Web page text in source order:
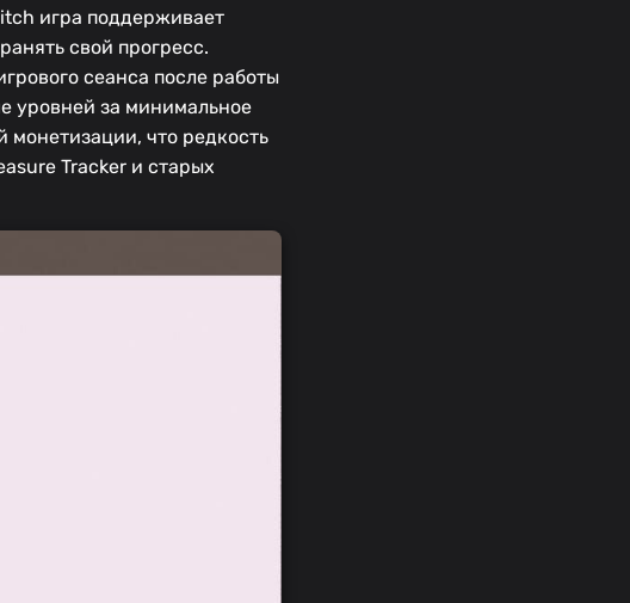
игра поддерживает
свой прогресс.
сеанса после работы
уровней за минимальное
монетизации, что редкость
Tracker и старых